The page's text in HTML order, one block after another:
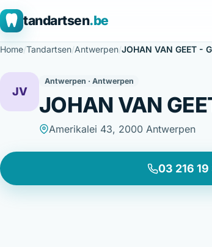
tandartsen.be
Home/Tandartsen/Antwerpen/JOHAN VAN GEET -
JV
Antwerpen · Antwerpen
JOHAN VAN
Amerikalei 43, 2000 Antwerpen
03 216 19